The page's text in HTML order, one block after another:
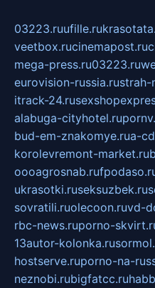
03223.ruufille.ru
veetbox.rucinemapost.ru
mega-press.ru03223.ru
eurovision-russia.rustrah-
itrack-24.ru
alabuga-cityhotel.ru
bud-em-znakomye.rua-
korolevremont-market.ru
oooagrosnab.ru
ukrasotki.ruseksuzbek.ru
sovratili.ruolecoon.ruvd-
rbc-news.ruporno-
13autor-kolonka.ru
hostserve.ruporno-na-
neznobi.rubigfatcc.ru